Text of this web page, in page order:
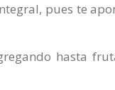
pues te
hasta